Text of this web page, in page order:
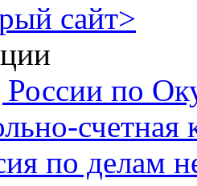
сайт>
по
счетная
по делам